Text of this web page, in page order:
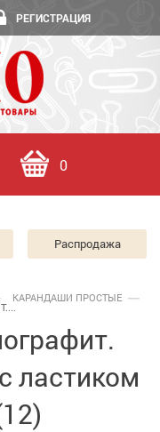
РЕГИСТРАЦИЯ
0
Распродажа
КАРАНДАШИ ПРОСТЫЕ
ластиком